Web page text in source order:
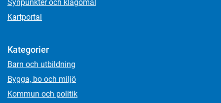
Synpunkter och klagomål
Kartportal
Kategorier
Barn och utbildning
Bygga, bo och miljö
Kommun och politik